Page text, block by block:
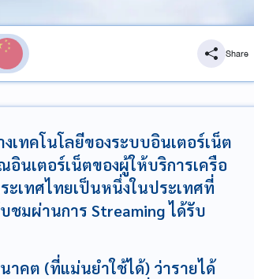
Share
เทคโนโลยีของระบบอินเตอร์เน็ต
นเตอร์เน็ตของผู้ให้บริการเครือ
เทศไทยเป็นหนึ่งในประเทศที่
ชมผ่านการ Streaming ได้รับ
าคต (ที่แม่นยำใช้ได้) ว่ารายได้